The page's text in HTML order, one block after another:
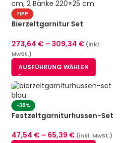
TIPP
Bierzeltgarnitur Set
(220×50/70/80 cm)
273,64 € – 309,34 € (inkl.
MwSt.)
AUSFÜHRUNG WÄHLEN
-38%
Festzeltgarniturhussen-Set
47,54 € – 65,39 € (inkl. MwSt.)